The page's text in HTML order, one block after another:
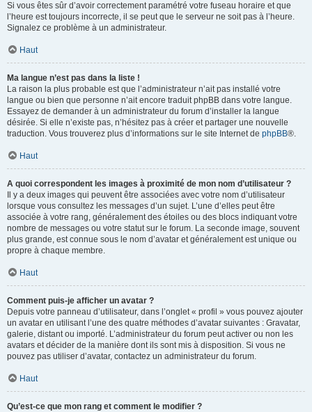
Si vous êtes sûr d’avoir correctement paramétré votre fuseau horaire et que
l’heure est toujours incorrecte, il se peut que le serveur ne soit pas à l’heure.
Signalez ce problème à un administrateur.
Haut
Ma langue n’est pas dans la liste !
La raison la plus probable est que l’administrateur n’ait pas installé votre
langue ou bien que personne n’ait encore traduit phpBB dans votre langue.
Essayez de demander à un administrateur du forum d’installer la langue
désirée. Si elle n’existe pas, n’hésitez pas à créer et partager une nouvelle
traduction. Vous trouverez plus d’informations sur le site Internet de phpBB®.
Haut
A quoi correspondent les images à proximité de mon nom d’utilisateur ?
Il y a deux images qui peuvent être associées avec votre nom d’utilisateur
lorsque vous consultez les messages d’un sujet. L’une d’elles peut être
associée à votre rang, généralement des étoiles ou des blocs indiquant votre
nombre de messages ou votre statut sur le forum. La seconde image, souvent
plus grande, est connue sous le nom d’avatar et généralement est unique ou
propre à chaque membre.
Haut
Comment puis-je afficher un avatar ?
Depuis votre panneau d’utilisateur, dans l’onglet « profil » vous pouvez ajouter
un avatar en utilisant l’une des quatre méthodes d’avatar suivantes : Gravatar,
galerie, distant ou importé. L’administrateur du forum peut activer ou non les
avatars et décider de la manière dont ils sont mis à disposition. Si vous ne
pouvez pas utiliser d’avatar, contactez un administrateur du forum.
Haut
Qu’est-ce que mon rang et comment le modifier ?